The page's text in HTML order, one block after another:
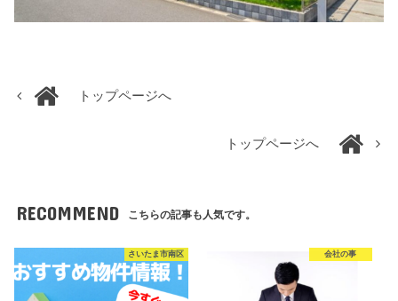
トップページへ
トップページへ
RECOMMEND こちらの記事も人気です。
さいたま市南区 会社の事